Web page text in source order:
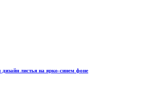
листья на ярко-синем фоне